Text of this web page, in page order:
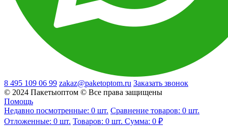
8 495 109 06 99 zakaz@paketoptom.ru Заказать звонок
© 2024 Пакетыоптом © Все права защищены
Помощь
Недавно посмотренные: 0 шт. Сравнение товаров: 0 шт.
Отложенные: 0 шт. Товаров: 0 шт. Сумма: 0 ₽